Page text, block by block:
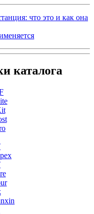
что это и как она
каталога